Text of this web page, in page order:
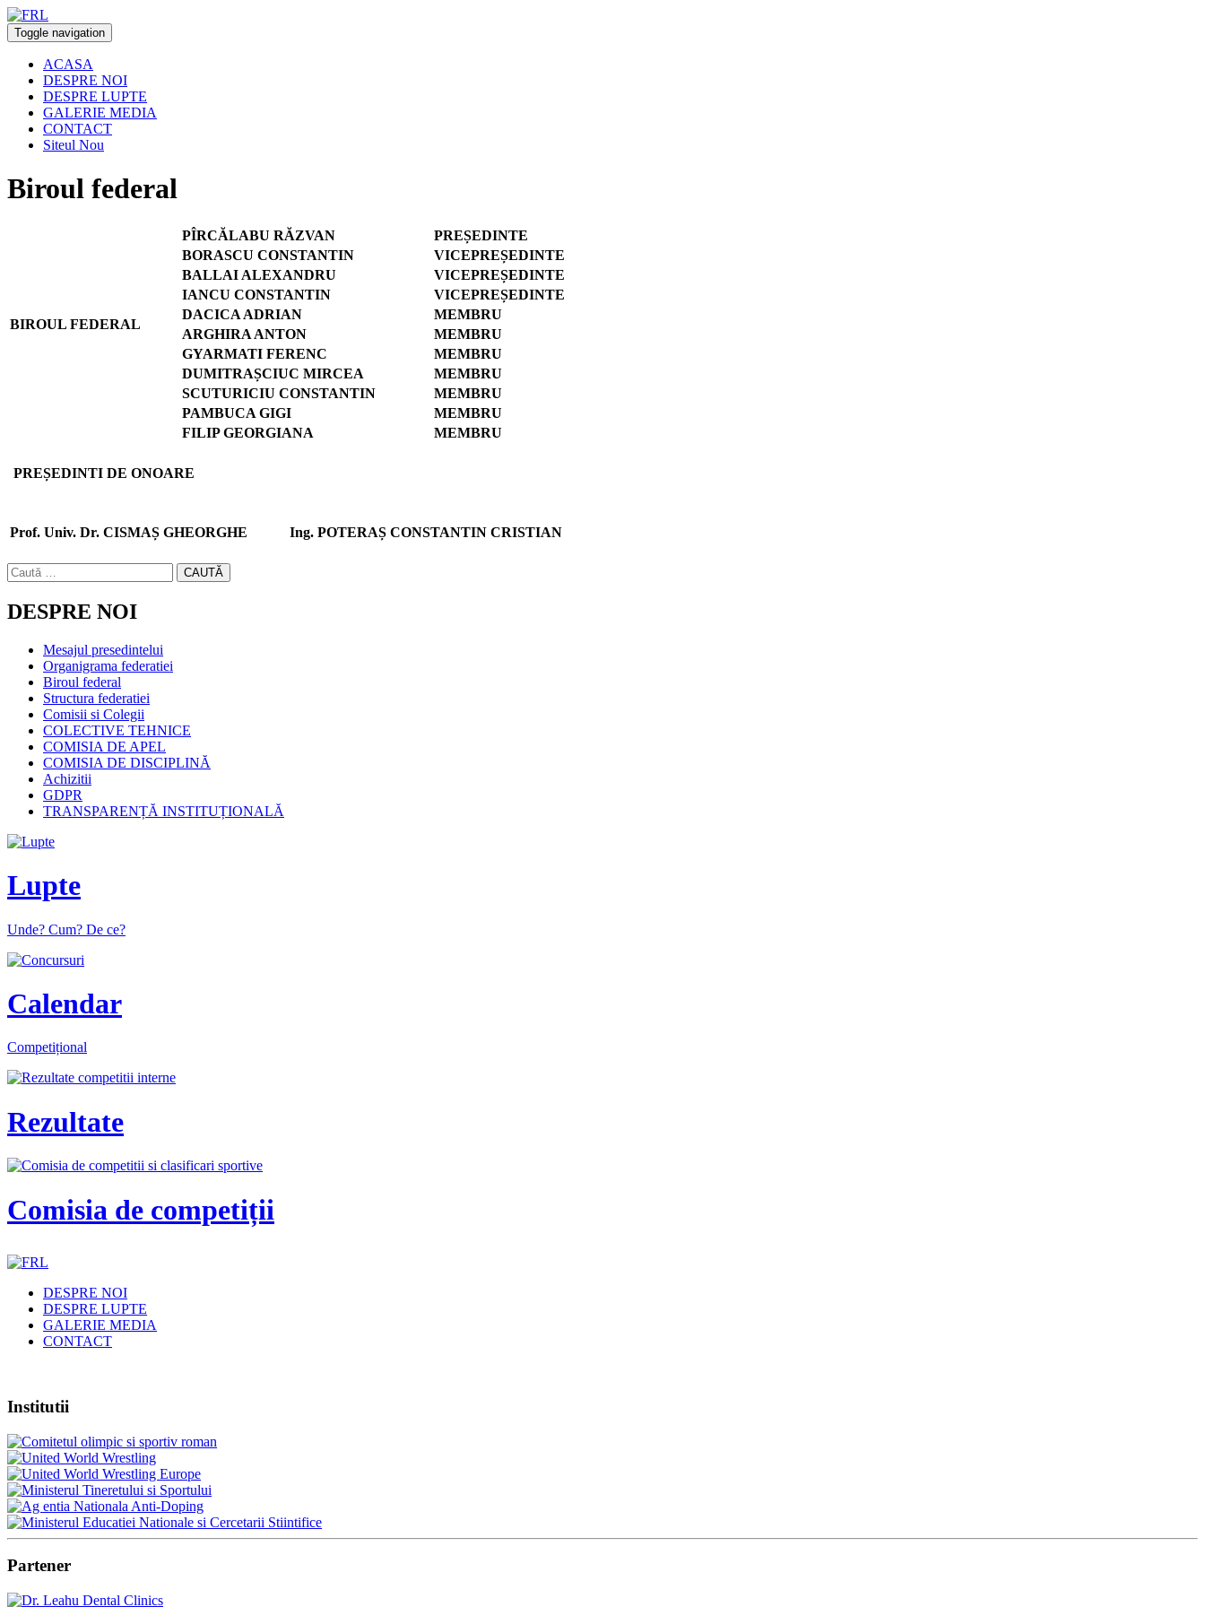
Toggle navigation
ACASA
DESPRE NOI
DESPRE LUPTE
GALERIE MEDIA
CONTACT
Siteul Nou
Biroul federal
BIROUL FEDERAL
PÎRCĂLABU RĂZVAN
PREȘEDINTE
BORASCU CONSTANTIN
VICEPREȘEDINTE
BALLAI ALEXANDRU
VICEPREȘEDINTE
IANCU CONSTANTIN
VICEPREȘEDINTE
DACICA ADRIAN
MEMBRU
ARGHIRA ANTON
MEMBRU
GYARMATI FERENC
MEMBRU
DUMITRAȘCIUC MIRCEA
MEMBRU
SCUTURICIU CONSTANTIN
MEMBRU
PAMBUCA GIGI
MEMBRU
FILIP GEORGIANA
MEMBRU
PREȘEDINTI DE ONOARE
Prof. Univ. Dr. CISMAȘ GHEORGHE Ing. POTERAȘ CONSTANTIN CRISTIAN
CAUTĂ
DESPRE NOI
Mesajul presedintelui
Organigrama federatiei
Biroul federal
Structura federatiei
Comisii si Colegii
COLECTIVE TEHNICE
COMISIA DE APEL
COMISIA DE DISCIPLINĂ
Achizitii
GDPR
TRANSPARENȚĂ INSTITUȚIONALĂ
Lupte
Unde? Cum? De ce?
Calendar
Competițional
Rezultate
Comisia de competiții
DESPRE NOI
DESPRE LUPTE
GALERIE MEDIA
CONTACT
Institutii
Partener